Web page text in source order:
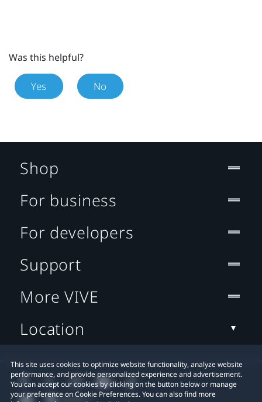
Was this helpful?
Yes No
This site uses cookies to optimize website functionality, analyze website
performance, and provide personalized experience and advertisement.
You can accept our cookies by clicking on the button below or manage
your preference on Cookie Preferences. You can also find more
Shop
For business
For developers
Support
More VIVE
Location